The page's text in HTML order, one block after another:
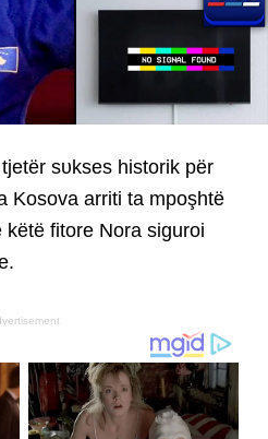
sυkses historik për
Kosova arriti ta mpoşhtë
këtë fitore Nora siguroi